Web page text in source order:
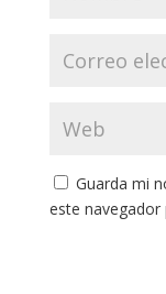
Guarda mi
este navegador